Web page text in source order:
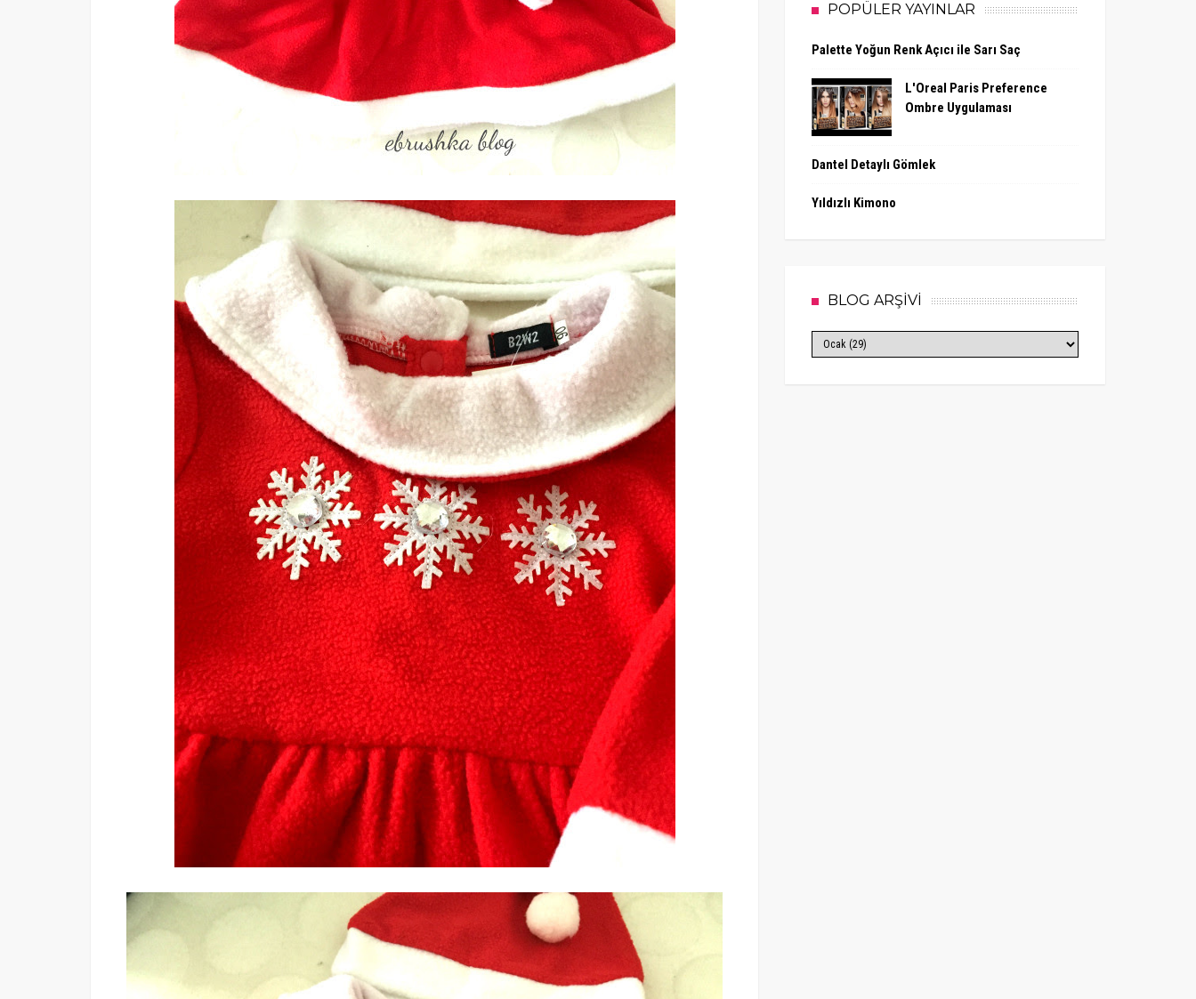
POPÜLER YAYINLAR
Palette Yoğun Renk Açıcı ile Sarı Saç
L'Oreal Paris Preference
Ombre Uygulaması
Dantel Detaylı Gömlek
Yıldızlı Kimono
BLOG ARŞİVİ